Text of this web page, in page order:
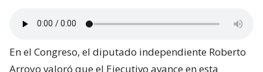
En el Congreso, el diputado independiente Roberto
Arroyo valoró que el Ejecutivo avance en esta